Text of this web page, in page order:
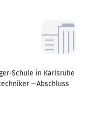
Schule in Karlsruhe
—Abschluss